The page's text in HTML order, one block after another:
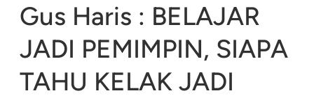
Gus Haris : BELAJAR
JADI PEMIMPIN, SIAPA
TAHU KELAK JADI